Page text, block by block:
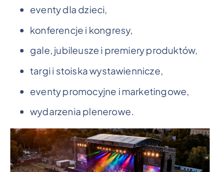
eventy dla dzieci,
konferencje i kongresy,
gale, jubileusze i premiery produktów,
targi i stoiska wystawiennicze,
eventy promocyjne i marketingowe,
wydarzenia plenerowe.